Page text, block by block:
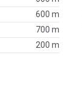
600 m
700 m
200 m